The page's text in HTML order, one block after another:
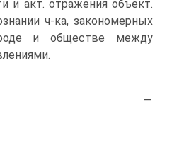
и акт. отражения объект.
ч-ка, закономерных
и обществе между
—